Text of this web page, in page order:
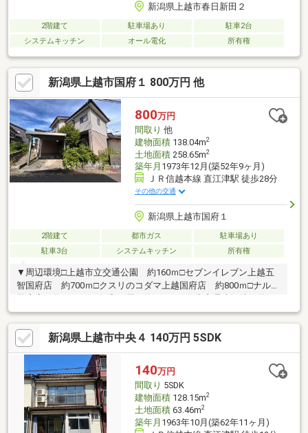
新潟県上越市春日新田２
2階建て 駐車場あり
駐車2台
システムキッチン
オール電化 所有権
新潟県上越市国府１ 800万円 他
800万円
間取り 他
建物面積138.04m2
土地面積258.65m2
築年月 1973年12月(築52年9ヶ月)
ＪＲ信越本線 直江津駅 徒歩28分
その他の交通
新潟県上越市国府１
2階建て 都市ガス
駐車場あり
駐車3台
システムキッチン 所有権
▼周辺環境□上越市立交通公園 約160ｍ□セブンイレブン上越五
智国府店 約700ｍ□クスリのコダマ上越国府店 約800ｍ□ナルス
1700ｍ□上越市立水族博物館うみがたり 約1900ｍ□上越市役所
約2500ｍ
新潟県上越市中央４ 140万円 5SDK
140万円
間取り 5SDK
建物面積128.15m2
土地面積63.46m2
築年月 1963年10月(築62年11ヶ月)